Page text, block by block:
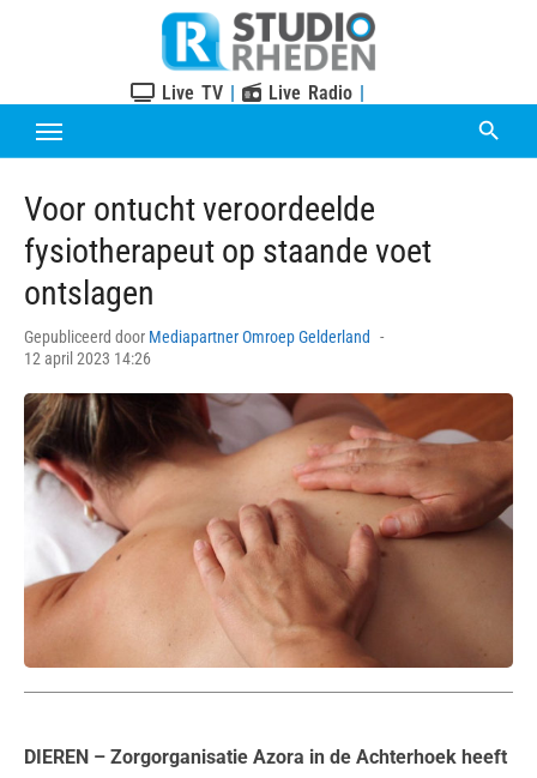
Live TV | Live Radio |
Voor ontucht veroordeelde
fysiotherapeut op staande voet
ontslagen
Gepubliceerd door Mediapartner Omroep Gelderland
12 april 2023 14:26
DIEREN – Zorgorganisatie Azora in de Achterhoek heeft